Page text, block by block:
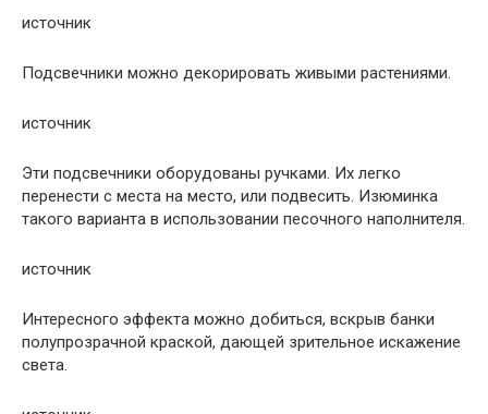
источник
Подсвечники можно декорировать живыми растениями.
источник
Эти подсвечники оборудованы ручками. Их легко
перенести с места на место, или подвесить. Изюминка
такого варианта в использовании песочного наполнителя.
источник
Интересного эффекта можно добиться, вскрыв банки
полупрозрачной краской, дающей зрительное искажение
света.